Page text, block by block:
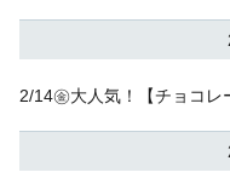
2/14㊎大人気！【チョコレ